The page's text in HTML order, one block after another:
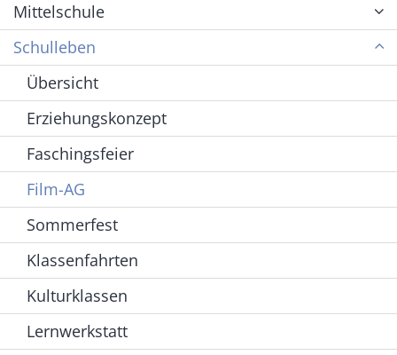
Mittelschule
Schulleben
Übersicht
Erziehungskonzept
Faschingsfeier
Film-AG
Sommerfest
Klassenfahrten
Kulturklassen
Lernwerkstatt